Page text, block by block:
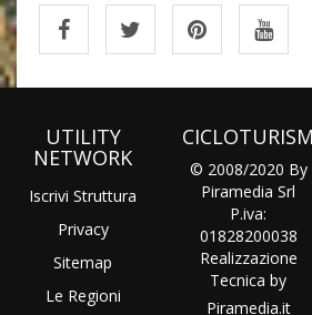
UTILITY
NETWORK
Iscrivi Struttura
Privacy
Sitemap
Le Regioni
© 2008/2020 By
Piramedia Srl
P.iva:
01828200038
Realizzazione
Tecnica by
Piramedia.it